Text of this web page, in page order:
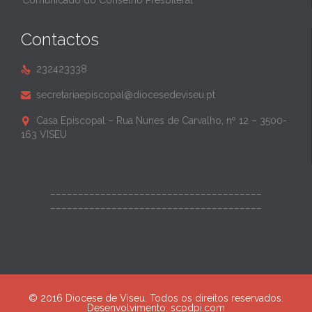
Contactos
 232423338
 secretariaepiscopal@diocesedeviseu.pt

Casa Episcopal – Rua Nunes de Carvalho, nº 12 – 3500-
163 VISEU
© 2016 Diocese de Viseu. Todos os direitos reservados.
Desenvolvimento: scpdpi.com